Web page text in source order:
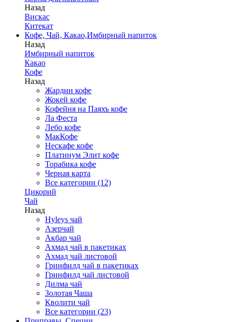
Назад
Вискас
Китекат
Кофе, Чай, Какао,Имбирный напиток
Назад
Имбирный напиток
Какао
Кофе
Назад
Жардин кофе
Жокей кофе
Кофейня на Паяхъ кофе
Ла Феста
Лебо кофе
МакКофе
Нескафе кофе
Платинум Элит кофе
Торабика кофе
Черная карта
Все категории (12)
Цикорий
Чай
Назад
Hyleys чай
Азерчай
Акбар чай
Ахмад чай в пакетиках
Ахмад чай листовой
Гринфилд чай в пакетиках
Гринфилд чай листовой
Дилма чай
Золотая Чаша
Кволити чай
Все категории (23)